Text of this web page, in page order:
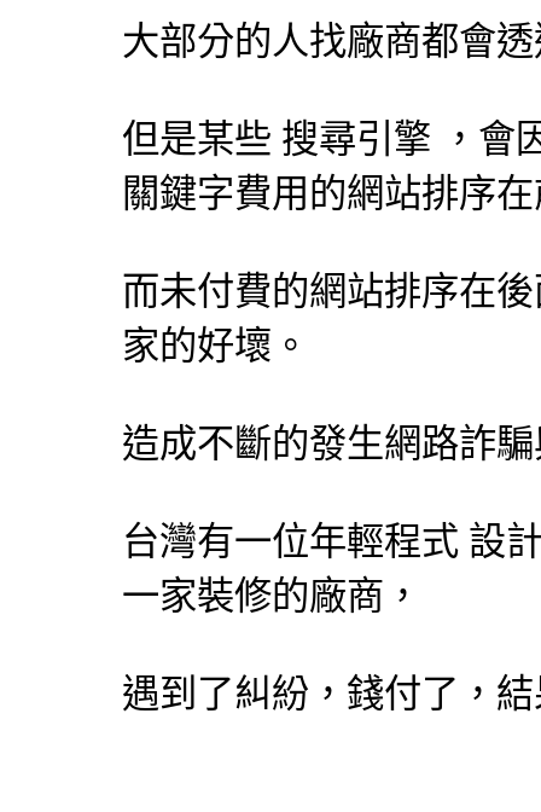
大部分的人找廠商都會
但是某些 搜尋引擎 ，會
關鍵字費用的網站排序
而未付費的網站排序在
家的好壞。
造成不斷的發生網路詐
台灣有一位年輕程式 設
一家裝修的廠商，
遇到了糾紛，錢付了，